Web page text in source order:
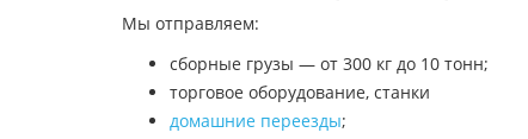
Мы отправляем:
сборные грузы — от 300 кг до 10 тонн;
торговое оборудование, станки
домашние переезды;